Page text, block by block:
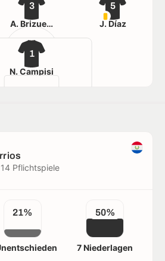
1
N. Campisi
3
A. Brizuela
5
J. Díaz
Pflichtspiele
21% 50%
7 Niederlagen